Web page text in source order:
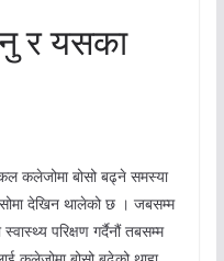
र यसका
कलेजोमा बोसो बढ्ने समस्या
देखिन थालेको छ । जबसम्म
स्वास्थ्य परिक्षण गर्दैनौं तबसम्म